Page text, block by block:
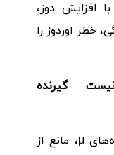
افزایش دوز،
خطر اوردوز را
گیرنده
نالوکسان با اتصال به همان گیرنده‌های μ، مانع از